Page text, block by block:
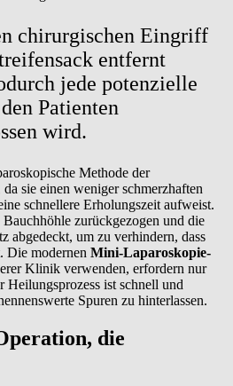
chirurgischen Eingriff
entfernt
jede potenzielle
Patienten
wird.
Methode der
sie einen weniger schmerzhaften
schnellere Erholungszeit aufweist.
zurückgezogen und die
abgedeckt, um zu verhindern, dass
Die modernen Mini-Laparoskopie-
Klinik verwenden, erfordern nur
Heilungsprozess ist schnell und
Spuren zu hinterlassen.
die